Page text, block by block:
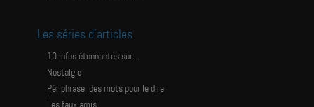
Les séries d’articles
10 infos étonnantes sur…
Nostalgie
Périphrase, des mots pour le dire
Les faux amis